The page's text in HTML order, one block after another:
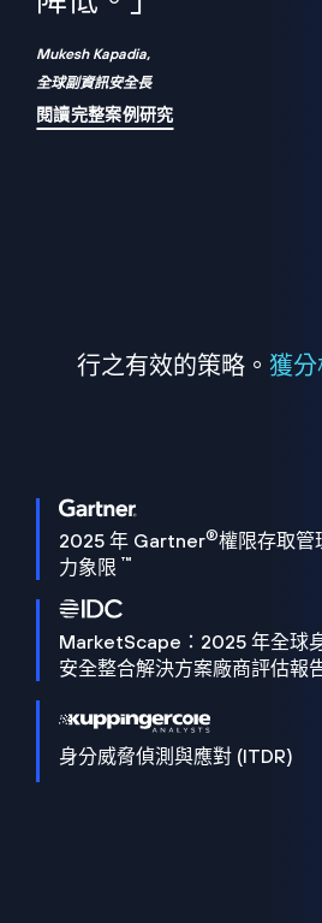
Mukesh Kapadia,
全球副資訊安全長
閱讀完整案例研究
行之有效的策略。 獲分
2025 年 Gartner®權限存取管
力象限 ™
MarketScape：2025 年全球
安全整合解決方案廠商評估報
身分威脅偵測與應對 (ITDR)